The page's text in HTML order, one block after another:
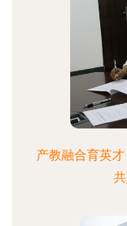
产教融合育英